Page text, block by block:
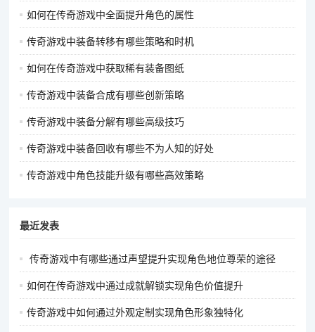
如何在传奇游戏中全面提升角色的属性
传奇游戏中装备转移有哪些策略和时机
如何在传奇游戏中获取稀有装备图纸
传奇游戏中装备合成有哪些创新策略
传奇游戏中装备分解有哪些高级技巧
传奇游戏中装备回收有哪些不为人知的好处
传奇游戏中角色技能升级有哪些高效策略
最近发表
传奇游戏中有哪些通过声望提升实现角色地位尊荣的途径
如何在传奇游戏中通过成就解锁实现角色价值提升
传奇游戏中如何通过外观定制实现角色形象独特化